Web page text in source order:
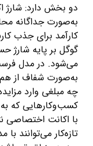
دو بخش دارد: شارژ
به‌صورت جداگانه
کارآمد برای جذب
گوگل بر پایه شارژ
می‌شود. در مدل
به‌صورت شفاف از هم
چه مبلغی وارد
کسب‌وکارهایی که به
با اکانت اختصاصی
تازه‌کار می‌توانند